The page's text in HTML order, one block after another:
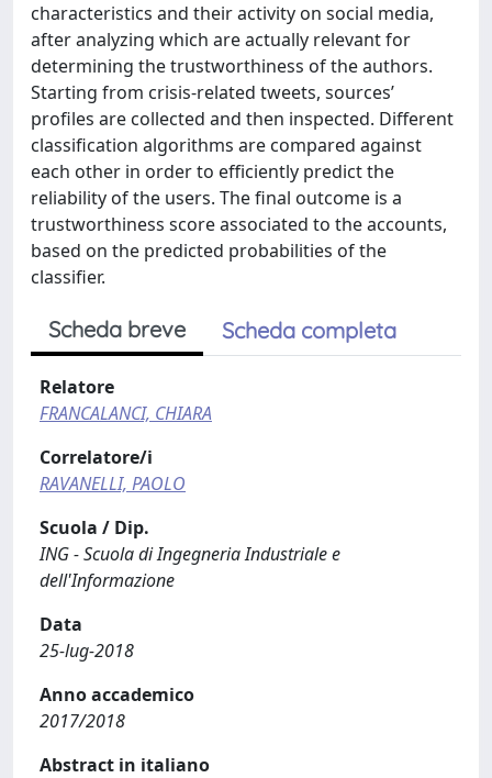
characteristics and their activity on social media,
after analyzing which are actually relevant for
determining the trustworthiness of the authors.
Starting from crisis-related tweets, sources’
profiles are collected and then inspected. Different
classification algorithms are compared against
each other in order to efficiently predict the
reliability of the users. The final outcome is a
trustworthiness score associated to the accounts,
based on the predicted probabilities of the
classifier.
Scheda breve Scheda completa
Relatore
FRANCALANCI, CHIARA
Correlatore/i
RAVANELLI, PAOLO
Scuola / Dip.
ING - Scuola di Ingegneria Industriale e
dell'Informazione
Data
25-lug-2018
Anno accademico
2017/2018
Abstract in italiano